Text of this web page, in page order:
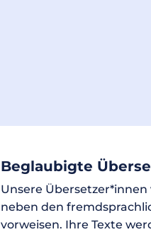
Beglaubigte
Unsere
neben den
vorweisen. Ihre Texte